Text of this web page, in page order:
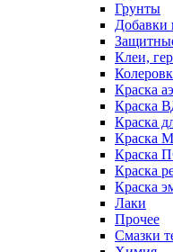
Грунты
Добавки
Клеи,
Краска
Краска
Краска
Краска
Краска
Краска
Краска
Лаки
Прочее
Смазки